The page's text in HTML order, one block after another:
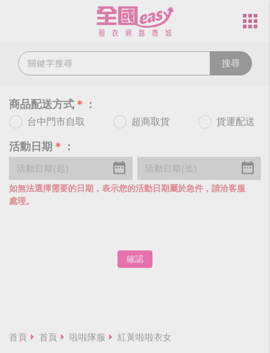
搜尋
商品配送方式 ＊ ：
台中門市自取 超商取貨 貨運配送
活動日期 ＊ ：
如無法選擇需要的日期，表示您的活動日期屬於急件，請洽客服
處理。
確認
首頁 首頁 啦啦隊服 紅黃啦啦衣女